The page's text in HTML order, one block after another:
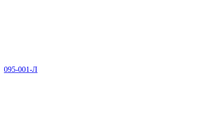
095-001-Л